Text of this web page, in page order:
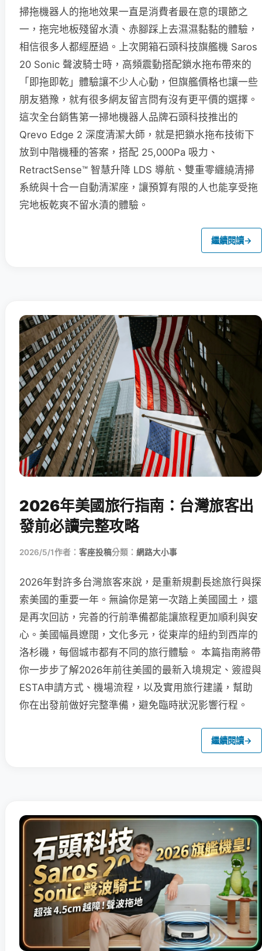
掃拖機器人的拖地效果一直是消費者最在意的環節之
一，拖完地板殘留水漬、赤腳踩上去濕濕黏黏的體驗，
相信很多人都經歷過。上次開箱石頭科技旗艦機 Saros
20 Sonic 聲波騎士時，高頻震動搭配鎖水拖布帶來的
「即拖即乾」體驗讓不少人心動，但旗艦價格也讓一些
朋友猶豫，就有很多網友留言問有沒有更平價的選擇。
這次全台銷售第一掃地機器人品牌石頭科技推出的
Qrevo Edge 2 深度清潔大師，就是把鎖水拖布技術下
放到中階機種的答案，搭配 25,000Pa 吸力、
RetractSense™ 智慧升降 LDS 導航、雙重零纏繞清掃
系統與十合一自動清潔座，讓預算有限的人也能享受拖
完地板乾爽不留水漬的體驗。
繼續閱讀→
2026年美國旅行指南：台灣旅客出
發前必讀完整攻略
2026/5/1作者： 客座投稿分類： 網路大小事
2026年對許多台灣旅客來說，是重新規劃長途旅行與探
索美國的重要一年。無論你是第一次踏上美國國土，還
是再次回訪，完善的行前準備都能讓旅程更加順利與安
心。美國幅員遼闊，文化多元，從東岸的紐約到西岸的
洛杉磯，每個城市都有不同的旅行體驗。 本篇指南將帶
你一步步了解2026年前往美國的最新入境規定、簽證與
ESTA申請方式、機場流程，以及實用旅行建議，幫助
你在出發前做好完整準備，避免臨時狀況影響行程。
繼續閱讀→